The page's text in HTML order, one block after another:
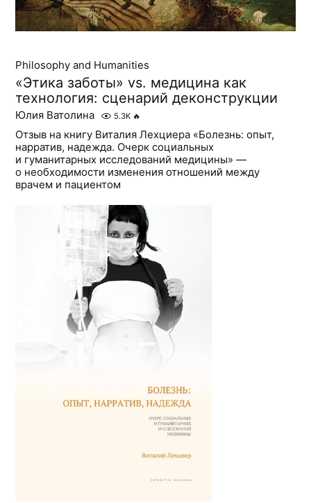
Philosophy and Humanities
«Этика заботы» vs. медицина как
технология: сценарий деконструкции
Юлия Ватолина 5.3K 🔥
Отзыв на книгу Виталия Лехциера «Болезнь: опыт,
нарратив, надежда. Очерк социальных
и гуманитарных исследований медицины» —
о необходимости изменения отношений между
врачем и пациентом